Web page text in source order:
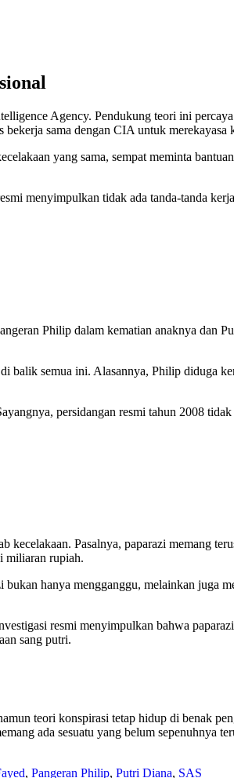
Agency. Pendukung teori ini
sama dengan CIA untuk merekayasa
yang sama, sempat meminta
menyimpulkan tidak ada tanda-tanda
Philip dalam kematian anaknya dan
balik semua ini. Alasannya, Philip diduga
persidangan resmi tahun 2008
kecelakaan. Pasalnya, paparazi memang
miliaran rupiah.
hanya mengganggu, melainkan juga
resmi menyimpulkan bahwa
sang putri.
teori konspirasi tetap hidup di benak
ada sesuatu yang belum sepenuhnya
, Pangeran Philip, Putri Diana, SAS